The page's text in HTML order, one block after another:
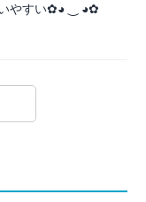
いやすい✿◕ ‿ ◕✿